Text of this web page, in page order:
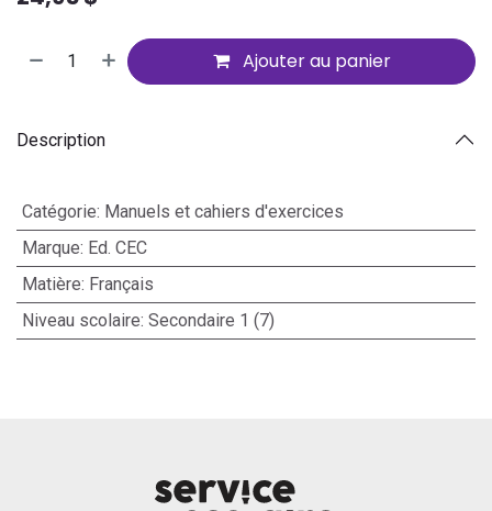
Ajouter au panier
Description
Catégorie: Manuels et cahiers d'exercices
Marque: Ed. CEC
Matière: Français
Niveau scolaire: Secondaire 1 (7)